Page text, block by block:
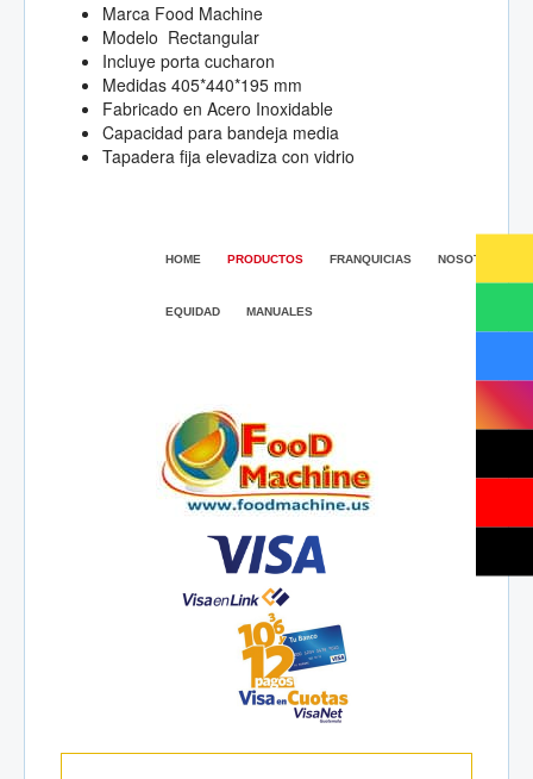
Marca Food Machine
Modelo Rectangular
Incluye porta cucharon
Medidas 405*440*195 mm
Fabricado en Acero Inoxidable
Capacidad para bandeja media
Tapadera fija elevadiza con vidrio
HOME PRODUCTOS FRANQUICIAS NOSOTROS
EQUIDAD MANUALES